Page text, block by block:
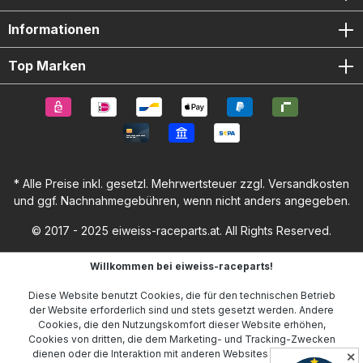
Kupplungsseite 1x R&G Strong Race Motordeckel
Informationen
Top Marken
* Alle Preise inkl. gesetzl. Mehrwertsteuer zzgl. Versandkosten
und ggf. Nachnahmegebühren, wenn nicht anders angegeben.
© 2017 - 2025 eiweiss-raceparts.at. All Rights Reserved.
Willkommen bei eiweiss-raceparts!
Diese Website benutzt Cookies, die für den technischen Betrieb
der Website erforderlich sind und stets gesetzt werden. Andere
Cookies, die den Nutzungskomfort dieser Website erhöhen,
Cookies von dritten, die dem Marketing- und Tracking-Zwecken
dienen oder die Interaktion mit anderen Websites und sozialen
✕